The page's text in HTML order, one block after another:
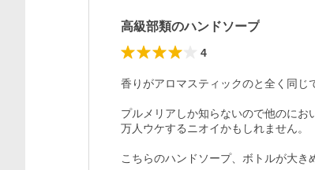
高級部類のハンドソープ
4
香りがアロマスティックのと全く同じ
プルメリアしか知らないので他のにお
万人ウケするニオイかもしれません。
こちらのハンドソープ、ボトルが大き